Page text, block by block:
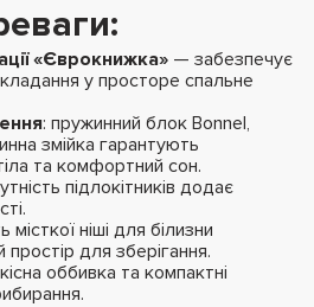
«Єврокнижка» — забезпечує
у просторе спальне
: пружинний блок Bonnel,
змійка гарантують
та комфортний сон.
підлокітників додає
місткої ніші для білизни
для зберігання.
оббивка та компактні